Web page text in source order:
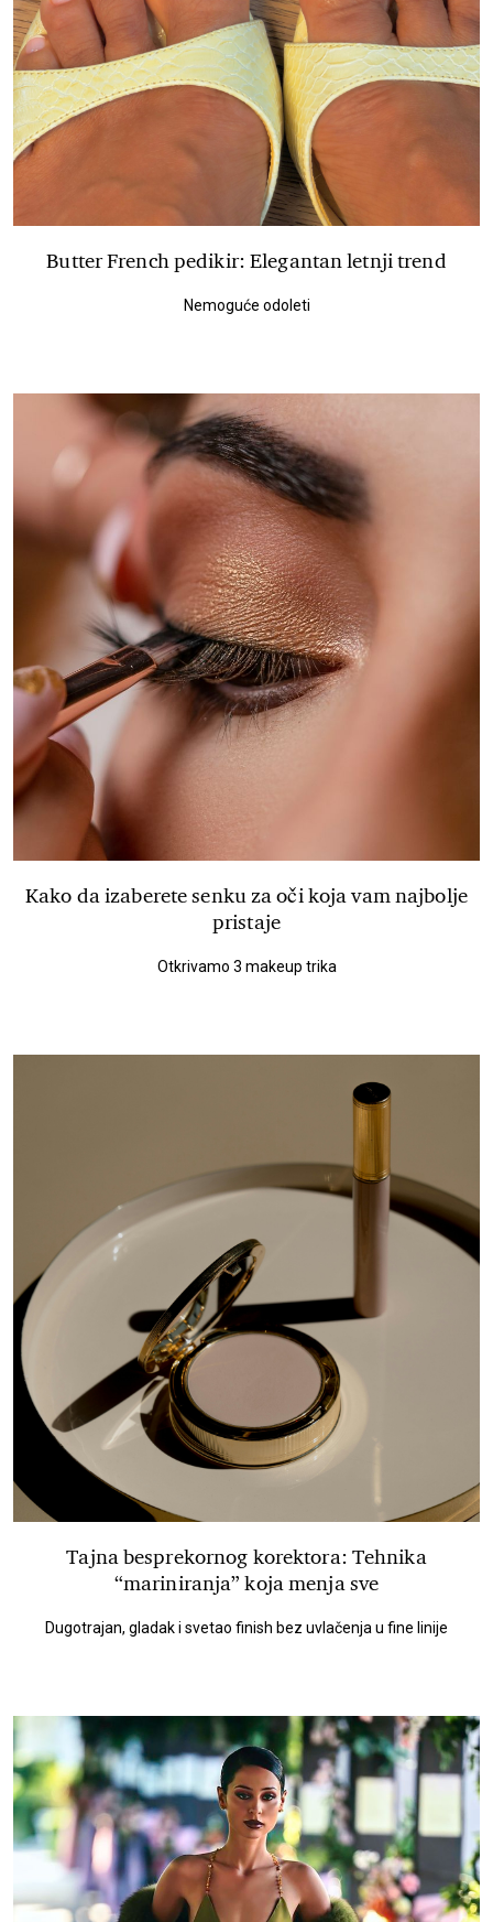
Butter French pedikir: Elegantan letnji trend
Nemoguće odoleti
Kako da izaberete senku za oči koja vam najbolje
pristaje
Otkrivamo 3 makeup trika
Tajna besprekornog korektora: Tehnika
“mariniranja” koja menja sve
Dugotrajan, gladak i svetao finish bez uvlačenja u fine linije